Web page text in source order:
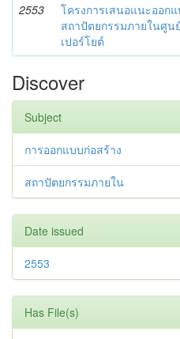
2553
โครงการเสนอแนะออก
สถาปัตยกรรมภายในศูน
เปอร์โยต์
Discover
Subject
การออกแบบก่อสร้าง
สถาปัตยกรรมภายใน
Date issued
2553
Has File(s)